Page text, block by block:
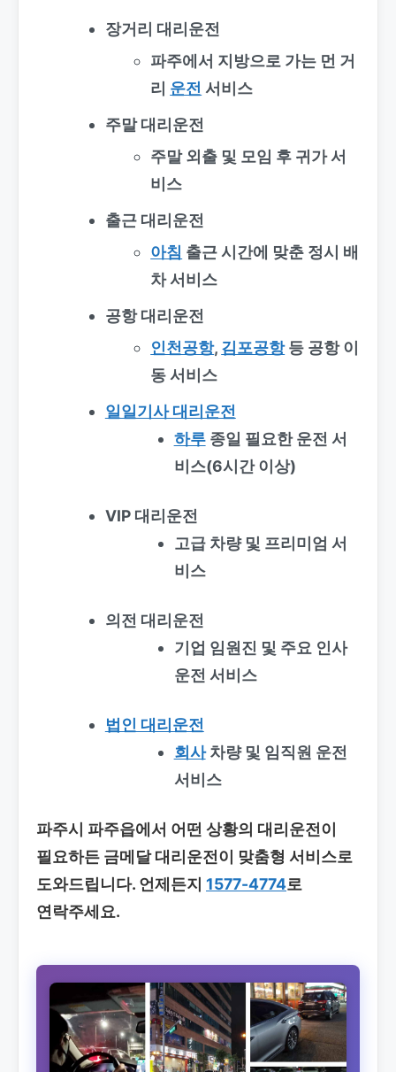
장거리 대리운전
파주에서 지방으로 가는 먼 거
리 운전 서비스
주말 대리운전
주말 외출 및 모임 후 귀가 서
비스
출근 대리운전
아침 출근 시간에 맞춘 정시 배
차 서비스
공항 대리운전
인천공항, 김포공항등 공항 이
동 서비스
일일기사 대리운전
하루종일 필요한 운전 서
비스(6시간 이상)
VIP 대리운전
고급 차량 및 프리미엄 서
비스
의전 대리운전
기업 임원진 및 주요 인사
운전 서비스
법인 대리운전
회사차량 및 임직원 운전
서비스
파주시 파주읍에서 어떤 상황의 대리운전이
필요하든 금메달 대리운전이 맞춤형 서비스로
도와드립니다. 언제든지 1577-4774로
연락주세요.